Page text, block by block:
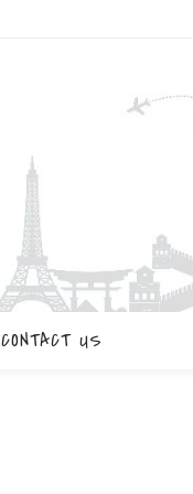
CONTACT US